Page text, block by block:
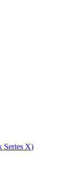
Series X)